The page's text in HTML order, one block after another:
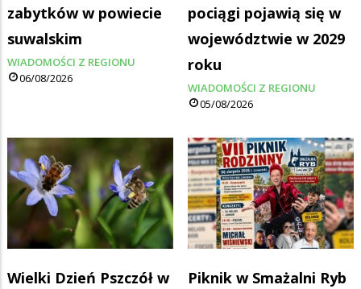
zabytków w powiecie
suwalskim
WIADOMOŚCI Z REGIONU
06/08/2026
pociągi pojawią się w
województwie w 2029
roku
WIADOMOŚCI Z REGIONU
05/08/2026
Wielki Dzień Pszczół w
Piknik w Smażalni Ryb